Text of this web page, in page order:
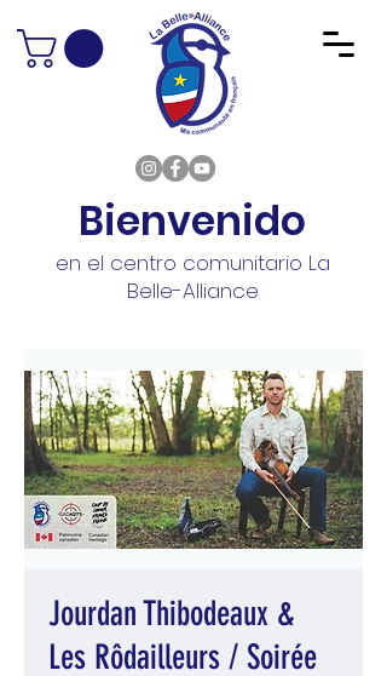
Bienvenido
en el centro comunitario La
Belle-Alliance
Jourdan Thibodeaux &
Les Rôdailleurs / Soirée